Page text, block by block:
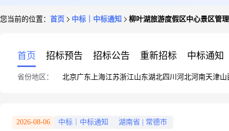
您当前的位置： 首页 中标｜中标通知 柳叶湖旅游度假区中心景区管
首页 招标预告 招标公告 重新招标 中标通知
省份地区： 北京广东 上海江苏浙江山东湖北四川 河北河南天津山
2026-08-06 中标｜中标通知 湖南省 常德市